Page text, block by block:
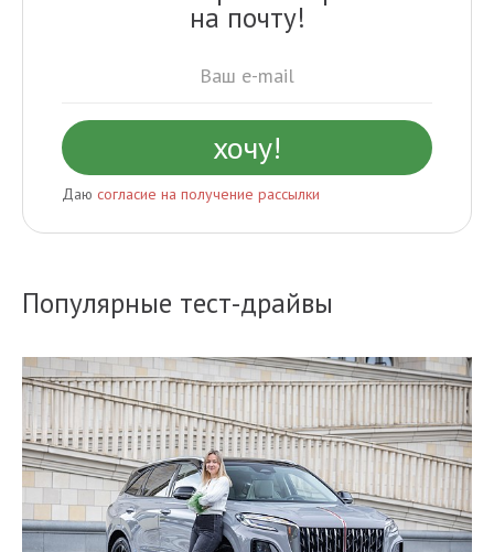
на почту!
Даю согласие на получение рассылки
Популярные тест-драйвы